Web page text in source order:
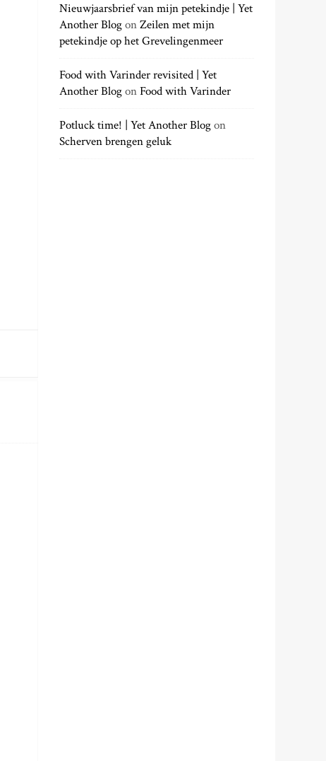
Nieuwjaarsbrief van mijn petekindje | Yet
Another BlogonZeilen met mijn
petekindje op het Grevelingenmeer
Food with Varinder revisited | Yet
Another BlogonFood with Varinder
Potluck time! | Yet Another Blogon
Scherven brengen geluk